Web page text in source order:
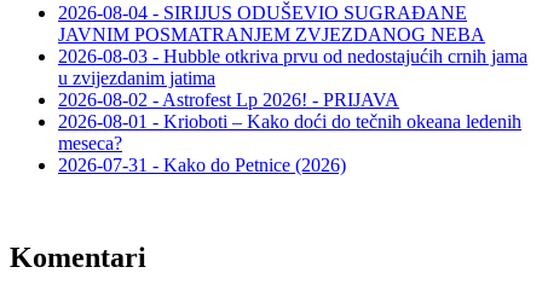
2026-08-04 - SIRIJUS ODUŠEVIO SUGRAĐANE
JAVNIM POSMATRANJEM ZVJEZDANOG NEBA
2026-08-03 - Hubble otkriva prvu od nedostajućih crnih jama
u zvijezdanim jatima
2026-08-02 - Astrofest Lp 2026! - PRIJAVA
2026-08-01 - Krioboti – Kako doći do tečnih okeana ledenih
meseca?
2026-07-31 - Kako do Petnice (2026)
Komentari